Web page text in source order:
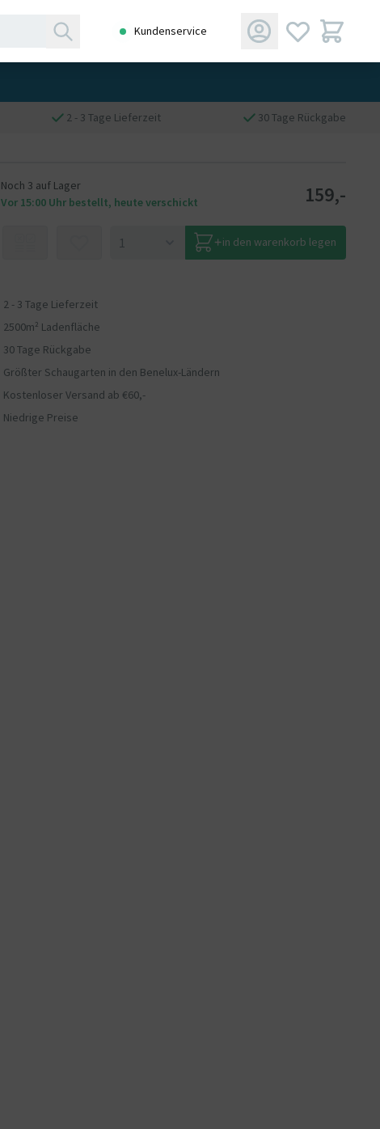
Kundenservice
2 - 3 Tage Lieferzeit 30 Tage Rückgabe
Noch 3 auf Lager
Vor 15:00 Uhr bestellt, heute verschickt
159,-
in den warenkorb legen
2 - 3 Tage Lieferzeit
2500m² Ladenfläche
30 Tage Rückgabe
Größter Schaugarten in den Benelux-Ländern
Kostenloser Versand ab €60,-
Niedrige Preise